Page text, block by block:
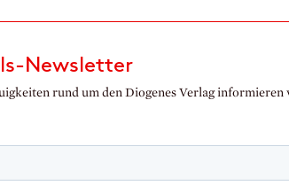
Newsletter
rund um den Diogenes Verlag